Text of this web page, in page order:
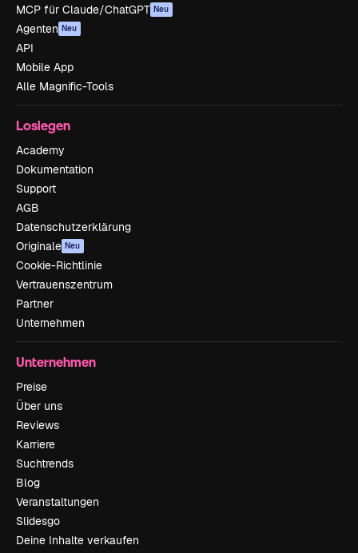
MCP für Claude/ChatGPT Neu
Agenten Neu
API
Mobile App
Alle Magnific-Tools
Loslegen
Academy
Dokumentation
Support
AGB
Datenschutzerklärung
Originale Neu
Cookie-Richtlinie
Vertrauenszentrum
Partner
Unternehmen
Unternehmen
Preise
Über uns
Reviews
Karriere
Suchtrends
Blog
Veranstaltungen
Slidesgo
Deine Inhalte verkaufen